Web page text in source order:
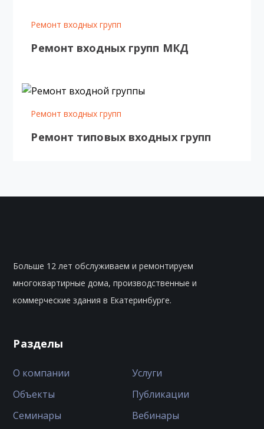
Ремонт входных групп
Ремонт входных групп МКД
Ремонт входных групп
Ремонт типовых входных групп
Больше 12 лет обслуживаем и ремонтируем
многоквартирные дома, производственные и
коммерческие здания в Екатеринбурге.
Разделы
О компании
Услуги
Объекты
Публикации
Семинары
Вебинары